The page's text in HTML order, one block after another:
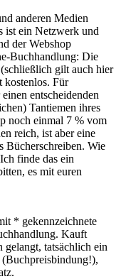
anderen Medien
ist ein Netzwerk und
der Webshop
Buchhandlung: Die
gilt auch hier
kostenlos. Für
entscheidenden
Tantiemen ihres
noch einmal 7 % vom
reich, ist aber eine
Bücherschreiben. Wie
finde das ein
es mit euren
* gekennzeichnete
Kauft
gelangt, tatsächlich ein